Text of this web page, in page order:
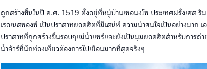
ถูกสร้างขึ้นในปี ค.ศ. 1519 ตั้งอยู่ที่หมู่บ้านเชอนงโซ ประเทศฝรั่งเศส
เรอเนสซองซ์ เป็นปราสาทยอดฮิตที่มีเสน่ห์ ความน่าสนใจเป็นอย่างมาก
ปราสาทที่ถูกสร้างขึ้นรอบๆแม่น้ำแชร์และยังเป็นมุมยอดฮิตสำหรับการถ่
น้ำลัวร์ที่นักท่องเที่ยวต้องการไปเยือนมากที่สุดจริงๆ